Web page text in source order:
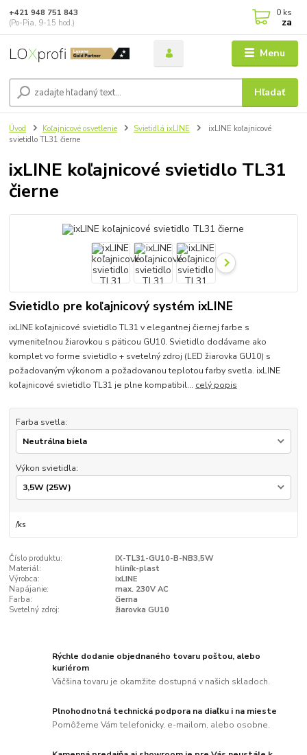
Menu
Hľadať
+421 948 751 843
(Po-Pia, 9-15 hod.)
0 ks
za
Úvod Koľajnicové osvetlenie Svietidlá ixLINE
ixLINE koľajnicové
svietidlo TL31 čierne
ixLINE koľajnicové svietidlo TL31
čierne
Svietidlo pre koľajnicový systém ixLINE
ixLINE koľajnicové svietidlo TL31 v elegantnej čiernej farbe s
vymeniteľnou žiarovkou s päticou GU10. Svietidlo dodávame ako
komplet vo forme svietidlo + svetelný zdroj (LED žiarovka GU10) s
požadovaným výkonom a požadovanou teplotou farby svetla. ixLINE
koľajnicové svietidlo TL31 je plne kompatibil... celý popis
Farba svetla:
Výkon svietidla:
/ks
Číslo produktu:
IX-TL31-GU10-B-NB3,5W
Materiál:
hliník-plast
Výrobca:
ixLINE
Napájanie:
max. 230V AC
Farba:
čierna
Svetelný zdroj:
žiarovka GU10
Rýchle dodanie objednaného tovaru poštou, alebo
kuriérom
Väčšina tovaru je okamžite dostupná v našich skladoch.
Plnohodnotná technická podpora na diaľku i na mieste
Pomôžeme Vám telefonicky, e-mailom, alebo osobne.